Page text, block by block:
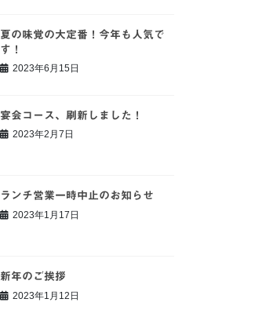
夏の味覚の大定番！今年も人気で
す！
2023年6月15日
宴会コース、刷新しました！
2023年2月7日
ランチ営業一時中止のお知らせ
2023年1月17日
新年のご挨拶
2023年1月12日